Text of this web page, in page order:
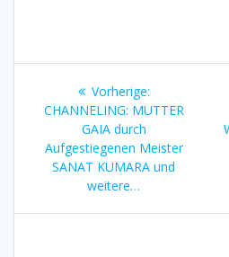
Vorherige:Vorheriger
Beitrag:
CHANNELING: MUTTER
GAIA durch
Aufgestiegenen Meister
SANAT KUMARA und
weitere…